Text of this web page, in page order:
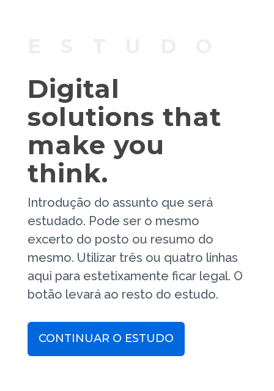
Digital
solutions that
make you
think.
Introdução do assunto que será
estudado. Pode ser o mesmo
excerto do posto ou resumo do
mesmo. Utilizar três ou quatro linhas
aqui para estetixamente ficar legal. O
botão levará ao resto do estudo.
CONTINUAR O ESTUDO